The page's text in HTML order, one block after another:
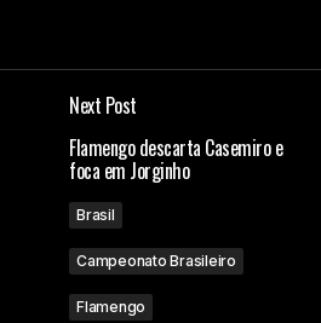
Next Post
Flamengo descarta Casemiro e
foca em Jorginho
Brasil
Campeonato Brasileiro
Flamengo